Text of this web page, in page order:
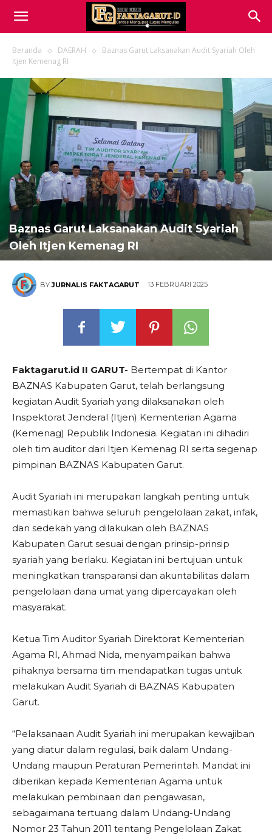
Beranda DAERAH
Baznas Garut Laksanakan Audit Syariah Oleh
Itjen Kemenag RI
Baznas Garut Laksanakan Audit Syariah
Oleh Itjen Kemenag RI
BY JURNALIS FAKTAGARUT 13 FEBRUARI 2025
Faktagarut.id II GARUT- Bertempat di Kantor
BAZNAS Kabupaten Garut, telah berlangsung
kegiatan Audit Syariah yang dilaksanakan oleh
Inspektorat Jenderal (Itjen) Kementerian Agama
(Kemenag) Republik Indonesia. Kegiatan ini dihadiri
oleh tim auditor dari Itjen Kemenag RI serta segenap
pimpinan BAZNAS Kabupaten Garut.
Audit Syariah ini merupakan langkah penting untuk
memastikan bahwa seluruh pengelolaan zakat, infak,
dan sedekah yang dilakukan oleh BAZNAS
Kabupaten Garut sesuai dengan prinsip-prinsip
syariah yang berlaku. Kegiatan ini bertujuan untuk
meningkatkan transparansi dan akuntabilitas dalam
pengelolaan dana umat yang dipercayakan oleh
masyarakat.
Ketua Tim Auditor Syariah Direktorat Kementerian
Agama RI, Ahmad Nida, menyampaikan bahwa
pihaknya bersama tim mendapatkan tugas untuk
melakukan Audit Syariah di BAZNAS Kabupaten
Garut.
“Pelaksanaan Audit Syariah ini merupakan kewajiban
yang diatur dalam regulasi, baik dalam Undang-
Undang maupun Peraturan Pemerintah. Mandat ini
diberikan kepada Kementerian Agama untuk
melakukan pembinaan dan pengawasan,
sebagaimana tertuang dalam Undang-Undang
Nomor 23 Tahun 2011 tentang Pengelolaan Zakat.